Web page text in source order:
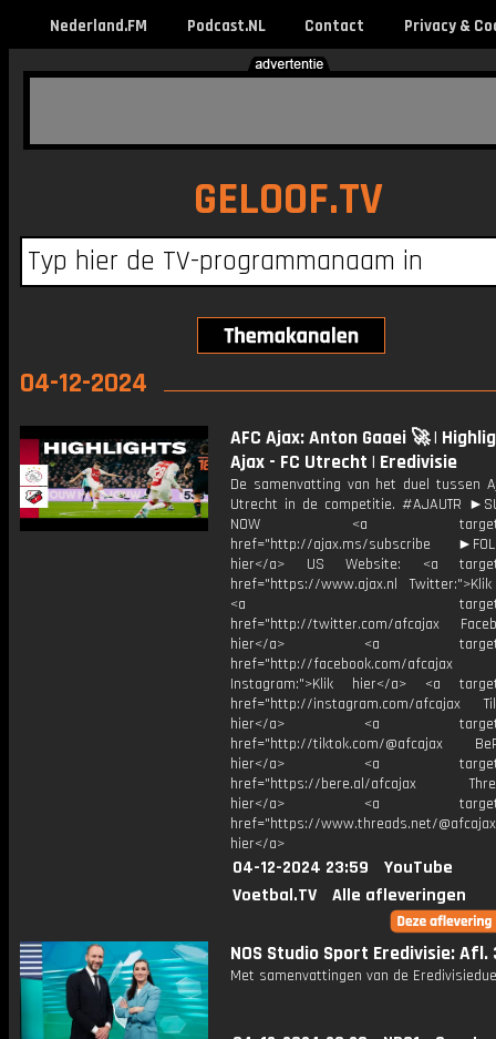
Nederland.FM Podcast.NL Contact Privacy &
GELOOF.TV
04-12-2024
AFC Ajax: Anton Gaaei 🚀 |
Ajax - FC Utrecht | Eredivisie
De samenvatting van het duel tussen
Utrecht in de competitie. #AJAUTR
NOW <a
href="http://ajax.ms/subscribe
hier</a> US Website: <a
href="https://www.ajax.nl
<a
href="http://twitter.com/afcajax
hier</a> <a
href="http://facebook.com/afcajax
Instagram:">Klik hier</a> <a
href="http://instagram.com/afcajax
hier</a> <a
href="http://tiktok.com/@afcajax
hier</a> <a
href="https://bere.al/afcajax
hier</a> <a
href="https://www.threads.net/
hier</a>
04-12-2024 23:59
YouTube
Voetbal.TV
Alle afleveringen
NOS Studio Sport Eredivisie: Afl.
Met samenvattingen van de